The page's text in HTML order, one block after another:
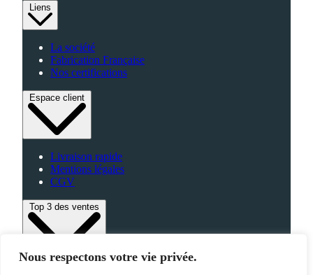
Nous respectons votre vie privée.
Liens
La société
Fabrication Française
Nos certifications
Espace client
Livraison rapide
Mentions légales
CGV
Top 3 des ventes